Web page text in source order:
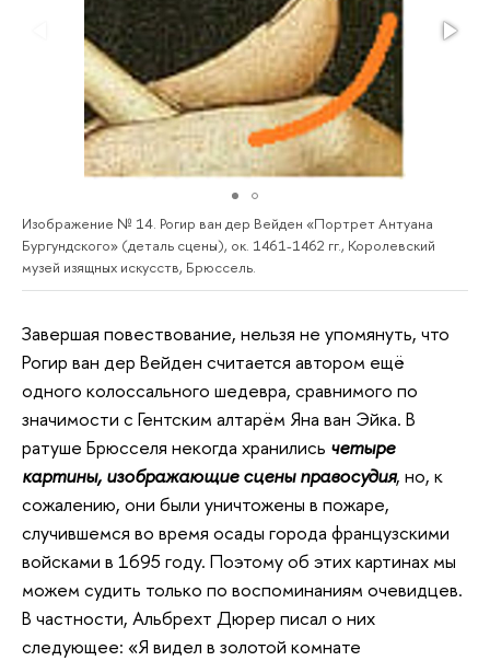
Изображение № 14. Рогир ван дер Вейден «Портрет Антуана
Бургундского» (деталь сцены), ок. 1461-1462 гг., Королевский
музей изящных искусств, Брюссель.
Завершая повествование, нельзя не упомянуть, что
Рогир ван дер Вейден считается автором ещё
одного колоссального шедевра, сравнимого по
значимости с Гентским алтарём Яна ван Эйка. В
ратуше Брюсселя некогда хранились четыре
картины, изображающие сцены правосудия, но, к
сожалению, они были уничтожены в пожаре,
случившемся во время осады города французскими
войсками в 1695 году. Поэтому об этих картинах мы
можем судить только по воспоминаниям очевидцев.
В частности, Альбрехт Дюрер писал о них
следующее: «Я видел в золотой комнате